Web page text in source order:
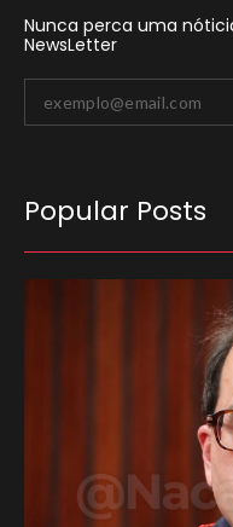
Nunca perca uma
NewsLetter
Popular Posts